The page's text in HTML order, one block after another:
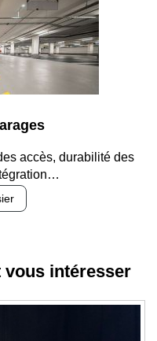
accès, durabilité des
vous intéresser